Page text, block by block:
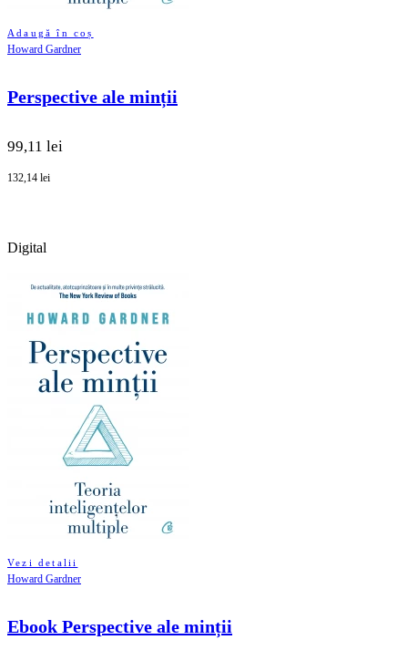
Adaugă în coș
Howard Gardner
Perspective ale minții
99,11 lei
132,14 lei
Digital
Vezi detalii
Howard Gardner
Ebook Perspective ale minții